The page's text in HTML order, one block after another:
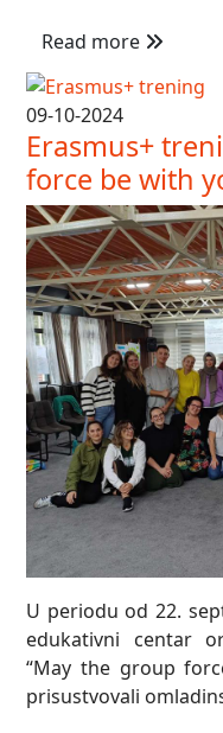
Read more
09-10-2024
Erasmus+
force be with
U periodu od 22.
edukativni centar
“May the group
prisustvovali